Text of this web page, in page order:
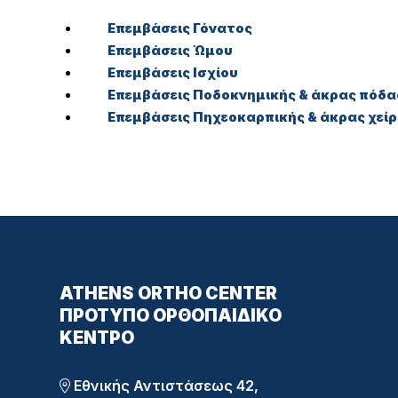
Επεμβάσεις Γόνατος
Επεμβάσεις Ώμου
Επεμβάσεις Ισχίου
Επεμβάσεις Ποδοκνημικής & άκρας
Επεμβάσεις Πηχεοκαρπικής & άκρας
ATHENS ORTHO CENTER
ΠΡΌΤΥΠΟ ΟΡΘΟΠΑΙΔΙΚΌ
ΚΈΝΤΡΟ
Εθνικής Αντιστάσεως 42,